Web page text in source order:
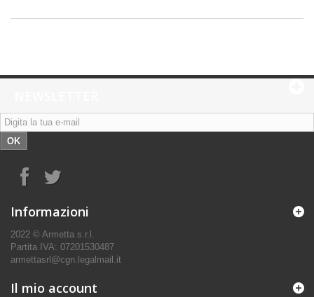
OK
Informazioni
2022 © Armetta s.r.l.
Partita IVA: 07201530487
armettasrl@cgn.legalmail.it
Il mio account